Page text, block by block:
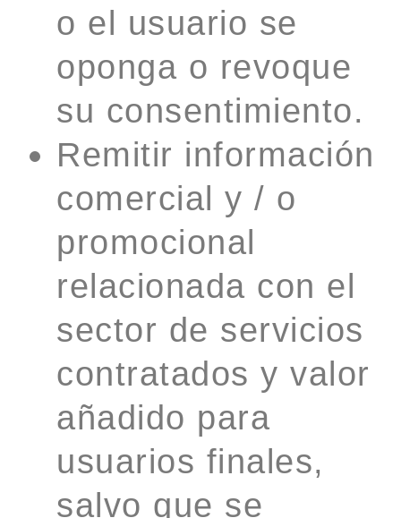
o el usuario se
oponga o revoque
su consentimiento.
Remitir información
comercial y / o
promocional
relacionada con el
sector de servicios
contratados y valor
añadido para
usuarios finales,
salvo que se